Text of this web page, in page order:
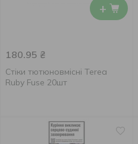
+
180.95 ₴
Стіки тютюновмісні Terea
Ruby Fuse 20шт